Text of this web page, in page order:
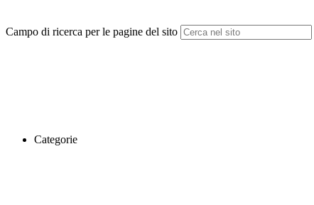
Campo di ricerca per le pagine del sito
Categorie